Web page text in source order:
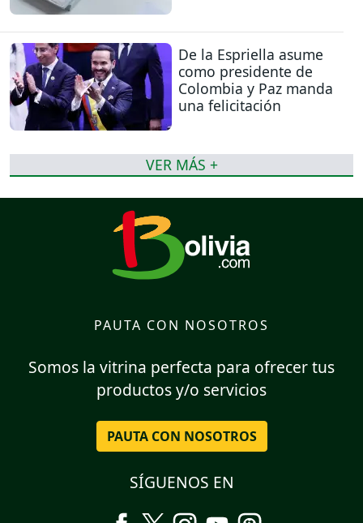
De la Espriella asume
como presidente de
Colombia y Paz manda
una felicitación
VER MÁS +
PAUTA CON NOSOTROS
Somos la vitrina perfecta para ofrecer tus
productos y/o servicios
PAUTA CON NOSOTROS
SÍGUENOS EN